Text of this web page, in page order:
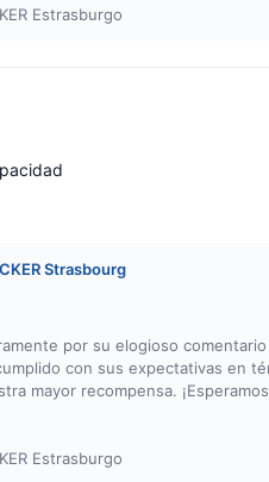
Estrasburgo
Strasbourg
por su elogioso
con sus expectativas en
mayor recompensa.
Estrasburgo